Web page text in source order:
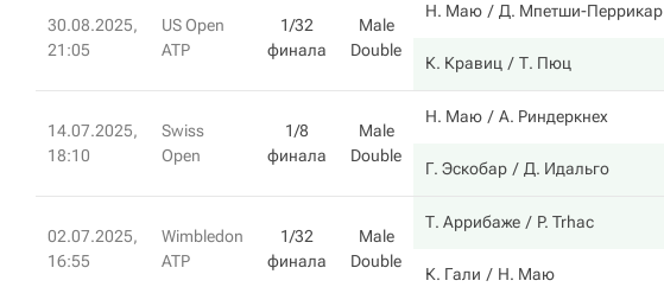
30.08.2025,
21:05
US Open
ATP
1/32
финала
Male
Double
Н. Маю Д. Мпетши-Перрикар
К. Кравиц Т. Пюц
14.07.2025,
18:10
Swiss
Open
1/8
финала
Male
Double
Н. Маю А. Риндеркнех
Г. Эскобар Д. Идальго
02.07.2025,
16:55
Wimbledon
ATP
1/32
финала
Male
Double
Т. Аррибаже P. Trhac
К. Гали Н. Маю